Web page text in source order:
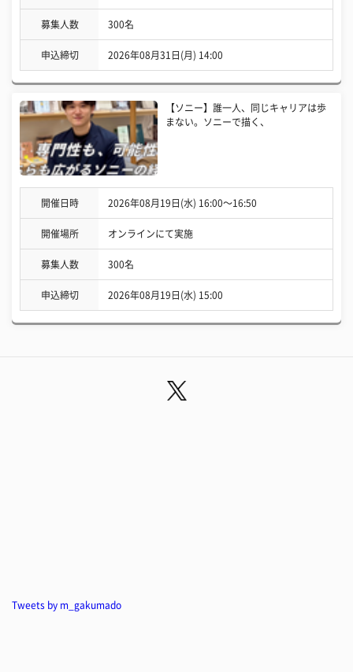
募集人数 300名
申込締切 2026年08月31日(月) 14:00
【ソニー】誰一人、同じキャリアは歩
まない。ソニーで描く、
開催日時 2026年08月19日(水) 16:00〜16:50
開催場所 オンラインにて実施
募集人数 300名
申込締切 2026年08月19日(水) 15:00
Tweets by m_gakumado